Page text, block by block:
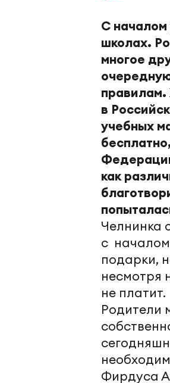
С началом
школах.
многое
правилам.
в
учебных
как
Челнинка
с началом
подарки,
несмотря
не платит.
Родители
Фирдуса